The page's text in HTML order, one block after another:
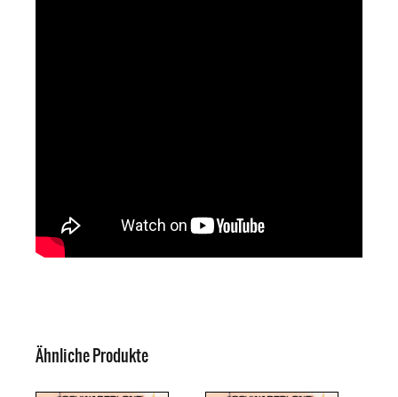
Ähnliche Produkte